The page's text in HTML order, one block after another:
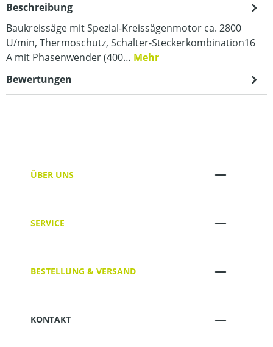
Beschreibung
Baukreissäge mit Spezial-Kreissägenmotor ca. 2800
U/min, Thermoschutz, Schalter-Steckerkombination16
A mit Phasenwender (400… Mehr
Bewertungen
ÜBER UNS
SERVICE
BESTELLUNG & VERSAND
KONTAKT